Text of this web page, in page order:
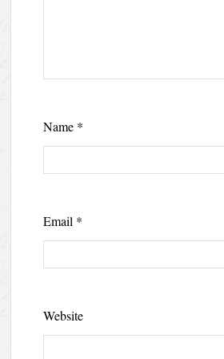
Name *
Email *
Website